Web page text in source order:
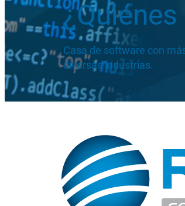
Casa de software con
diversas industrias.